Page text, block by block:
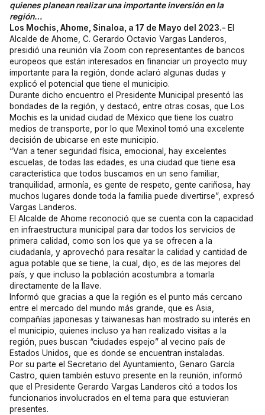
quienes planean realizar una importante inversión en la
región…
Los Mochis, Ahome, Sinaloa, a 17 de Mayo del 2023.- El
Alcalde de Ahome, C. Gerardo Octavio Vargas Landeros,
presidió una reunión vía Zoom con representantes de bancos
europeos que están interesados en financiar un proyecto muy
importante para la región, donde aclaró algunas dudas y
explicó el potencial que tiene el municipio.
Durante dicho encuentro el Presidente Municipal presentó las
bondades de la región, y destacó, entre otras cosas, que Los
Mochis es la unidad ciudad de México que tiene los cuatro
medios de transporte, por lo que Mexinol tomó una excelente
decisión de ubicarse en este municipio.
“Van a tener seguridad física, emocional, hay excelentes
escuelas, de todas las edades, es una ciudad que tiene esa
característica que todos buscamos en un seno familiar,
tranquilidad, armonía, es gente de respeto, gente cariñosa, hay
muchos lugares donde toda la familia puede divertirse”, expresó
Vargas Landeros.
El Alcalde de Ahome reconoció que se cuenta con la capacidad
en infraestructura municipal para dar todos los servicios de
primera calidad, como son los que ya se ofrecen a la
ciudadanía, y aprovechó para resaltar la calidad y cantidad de
agua potable que se tiene, la cual, dijo, es de las mejores del
país, y que incluso la población acostumbra a tomarla
directamente de la llave.
Informó que gracias a que la región es el punto más cercano
entre el mercado del mundo más grande, que es Asia,
compañías japonesas y taiwanesas han mostrado su interés en
el municipio, quienes incluso ya han realizado visitas a la
región, pues buscan “ciudades espejo” al vecino país de
Estados Unidos, que es donde se encuentran instaladas.
Por su parte el Secretario del Ayuntamiento, Genaro García
Castro, quien también estuvo presente en la reunión, informó
que el Presidente Gerardo Vargas Landeros citó a todos los
funcionarios involucrados en el tema para que estuvieran
presentes.